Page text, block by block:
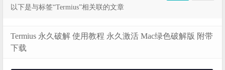
以下是与标签“Termius”相关联的文章
Termius 永久破解 使用教程 永久激活 Mac绿色破解版 附带
下载